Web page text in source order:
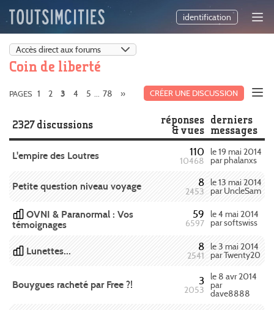
identification
Coin de liberté
CRÉER UNE DISCUSSION
PAGES 1 2 3 4 5 ... 78 »
2327 discussions
réponses
& vues
derniers
messages
L'empire des Loutres 110
10468
le 19 mai 2014
par phalanxs
Petite question niveau voyage 8
2453
le 13 mai 2014
par UncleSam
OVNI & Paranormal : Vos
témoignages
59
6597
le 4 mai 2014
par softswiss
Lunettes... 8
2541
le 3 mai 2014
par Twenty20
Bouygues racheté par Free ?! 3
2053
le 8 avr 2014
par
dave8888